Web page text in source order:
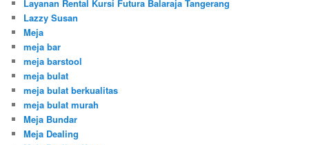
Layanan Rental Kursi Futura Balaraja Tangerang
Lazzy Susan
Meja
meja bar
meja barstool
meja bulat
meja bulat berkualitas
meja bulat murah
Meja Bundar
Meja Dealing